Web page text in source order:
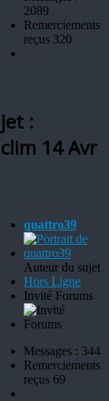
2089
Remerciements
reçus 320
:
14 Avr
quattro39
Auteur du sujet
Hors Ligne
Invité Forums
Messages : 344
Remerciements
reçus 69